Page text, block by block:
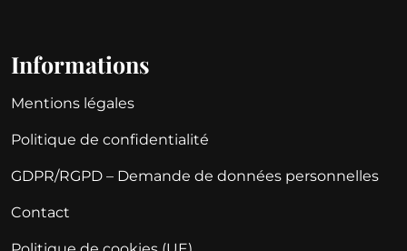
Informations
Mentions légales
Politique de confidentialité
GDPR/RGPD – Demande de données personnelles
Contact